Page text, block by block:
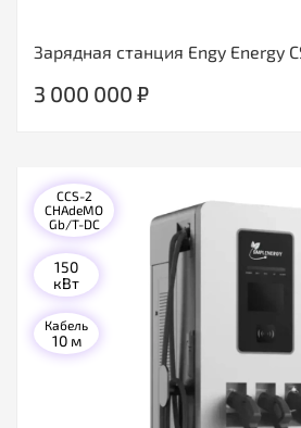
Зарядная станция Engy Energy
3 000 000 ₽
CCS-2
CHAdeMO
Gb/T-DC
150
кВт
Кабель
10 м